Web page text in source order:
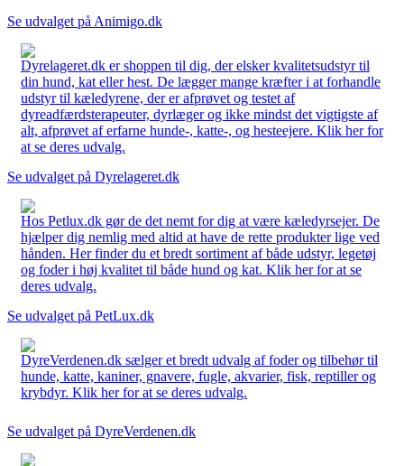
Se udvalget på Animigo.dk
Dyrelageret.dk er shoppen til dig, der elsker kvalitetsudstyr til
din hund, kat eller hest. De lægger mange kræfter i at forhandle
udstyr til kæledyrene, der er afprøvet og testet af
dyreadfærdsterapeuter, dyrlæger og ikke mindst det vigtigste af
alt, afprøvet af erfarne hunde-, katte-, og hesteejere. Klik her for
at se deres udvalg.
Se udvalget på Dyrelageret.dk
Hos Petlux.dk gør de det nemt for dig at være kæledyrsejer. De
hjælper dig nemlig med altid at have de rette produkter lige ved
hånden. Her finder du et bredt sortiment af både udstyr, legetøj
og foder i høj kvalitet til både hund og kat. Klik her for at se
deres udvalg.
Se udvalget på PetLux.dk
DyreVerdenen.dk sælger et bredt udvalg af foder og tilbehør til
hunde, katte, kaniner, gnavere, fugle, akvarier, fisk, reptiller og
krybdyr. Klik her for at se deres udvalg.
Se udvalget på DyreVerdenen.dk